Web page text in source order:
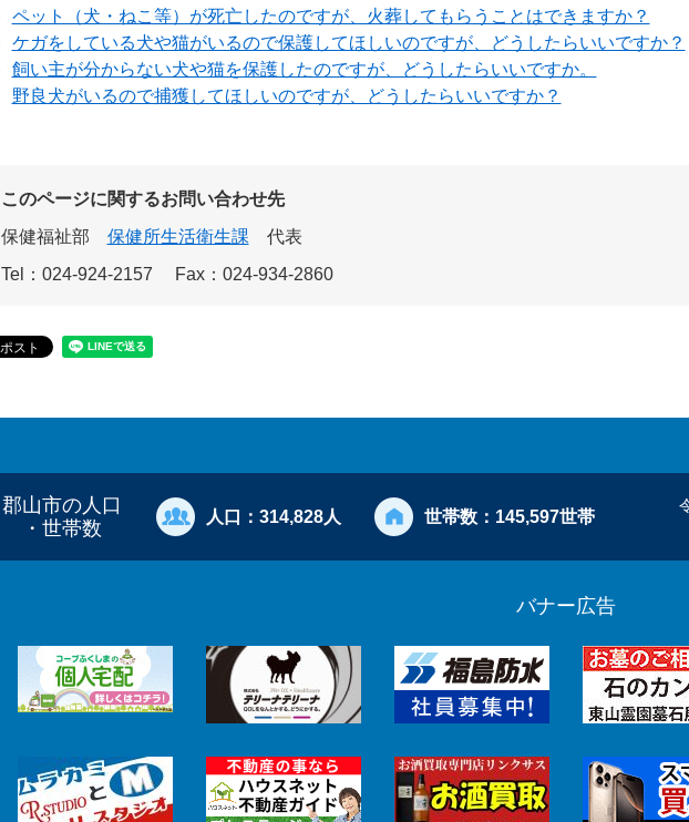
ペット（犬・ねこ等）が死亡したのですが、火葬してもらうことはできますか？
ケガをしている犬や猫がいるので保護してほしいのですが、どうしたらいいですか？
飼い主が分からない犬や猫を保護したのですが、どうしたらいいですか。
野良犬がいるので捕獲してほしいのですが、どうしたらいいですか？
このページに関するお問い合わせ先
保健福祉部
保健所生活衛生課
代表
Tel：024-924-2157
Fax：024-934-2860
郡山市の人口
・世帯数
人口： 314,828人 世帯数： 145,597世帯
バナー広告